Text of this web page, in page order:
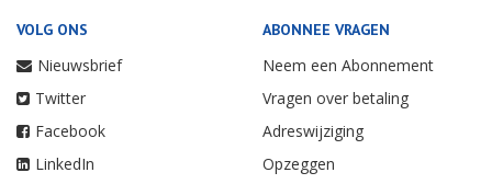
VOLG ONS
Nieuwsbrief
Twitter
Facebook
LinkedIn
ABONNEE VRAGEN
Neem een Abonnement
Vragen over betaling
Adreswijziging
Opzeggen